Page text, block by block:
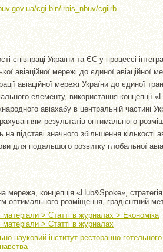
cgi-bin/irbis_nbuv/cgiirb...
співпраці України та ЄС у процессі
авіаційної мережі до єдиної
авіаційної мережі України до єдиної
елементу, використання концепції
авіахабу в центральній частині
результатів оптимального
на підставі значного збільшення
для подальшого розвитку глобальної
мережа, концепція «Hub&Spoke»,
оптимального розміщення, градієнтний
матеріали > Статті в журналах > Економіка
матеріали > Статті в журналах
науковий інститут ресторанно-